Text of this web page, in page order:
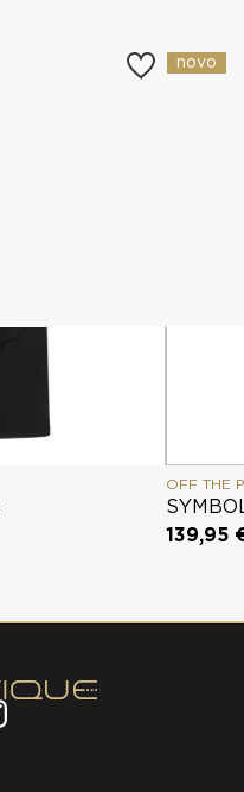
novo
OFF THE
139,95